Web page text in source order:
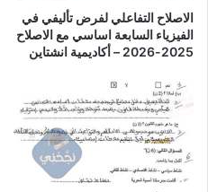
الاصلاح التفاعلي لفرض تأليفي في
الفيزياء السابعة اساسي مع الاصلاح
2025-2026 – أكاديمية انشتاين